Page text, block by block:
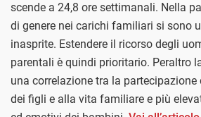
scende a 24,8 ore settimanali. Nella
di genere nei carichi familiari si sono
inasprite. Estendere il ricorso degli
parentali è quindi prioritario. Peraltro
una correlazione tra la partecipazione
dei figli e alla vita familiare e più